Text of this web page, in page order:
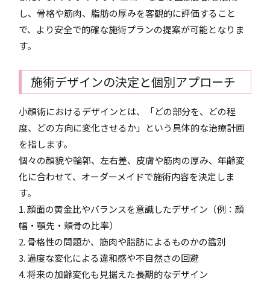
し、骨格や筋肉、脂肪の厚みを客観的に評価すること
で、より安全で的確な施術プランの提案が可能となりま
す。
施術デザインの決定と個別アプローチ
小顔術におけるデザインとは、「どの部分を、どの程
度、どの方向に変化させるか」という具体的な治療計画
を指します。
個々の顔貌や輪郭、左右差、皮膚や筋肉の厚み、年齢変
化に合わせて、オーダーメイドで施術内容を決定しま
す。
1. 顔面の黄金比やバランスを意識したデザイン（例：顔
幅・顎先・頬骨の比率）
2. 骨格性の問題か、筋肉や脂肪によるものかの鑑別
3. 過度な変化による違和感や不自然さの回避
4. 将来の加齢変化も見据えた長期的なデザイン